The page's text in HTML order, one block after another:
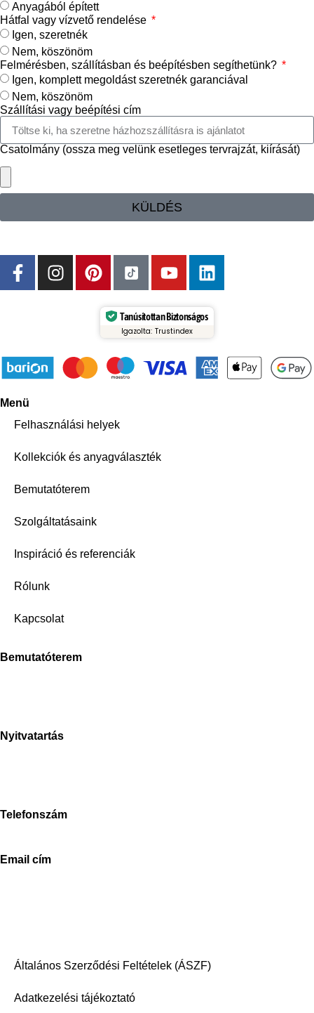
Anyagából épített
Hátfal vagy vízvető rendelése
Igen, szeretnék
Nem, köszönöm
Felmérésben, szállításban és beépítésben segíthetünk?
Igen, komplett megoldást szeretnék garanciával
Nem, köszönöm
Szállítási vagy beépítési cím
Csatolmány (ossza meg velünk esetleges tervrajzát, kiírását)
KÜLDÉS
Tanúsítottan Biztonságos
Igazolta: Trustindex
Menü
Felhasználási helyek
Kollekciók és anyagválaszték
Bemutatóterem
Szolgáltatásaink
Inspiráció és referenciák
Rólunk
Kapcsolat
Bemutatóterem
Nyitvatartás
Telefonszám
Email cím
Általános Szerződési Feltételek (ÁSZF)
Adatkezelési tájékoztató